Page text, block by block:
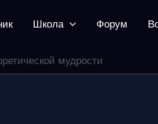
Школа Форум
мудрости